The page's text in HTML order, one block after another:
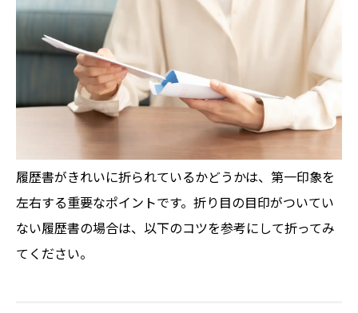
履歴書がきれいに折られているかどうかは、第一印象を
左右する重要なポイントです。折り目の目印がついてい
ない履歴書の場合は、以下のコツを参考にして折ってみ
てください。